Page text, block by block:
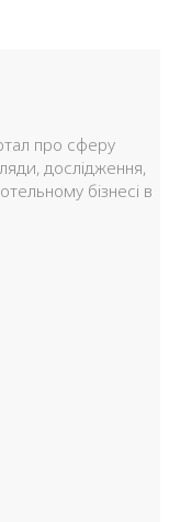
про сферу
дослідження,
бізнесі в